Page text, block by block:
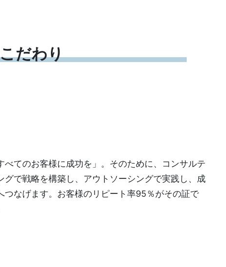
だわり
べてのお客様に成功を」。そのために、コンサルテ
グで戦略を構築し、アウトソーシングで実践し、成
つなげます。お客様のリピート率95％がその証で